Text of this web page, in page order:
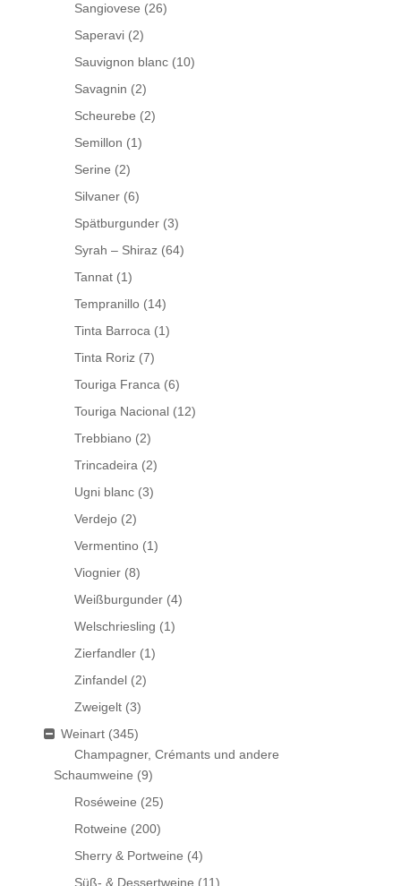
Sangiovese (26)
Saperavi (2)
Sauvignon blanc (10)
Savagnin (2)
Scheurebe (2)
Semillon (1)
Serine (2)
Silvaner (6)
Spätburgunder (3)
Syrah – Shiraz (64)
Tannat (1)
Tempranillo (14)
Tinta Barroca (1)
Tinta Roriz (7)
Touriga Franca (6)
Touriga Nacional (12)
Trebbiano (2)
Trincadeira (2)
Ugni blanc (3)
Verdejo (2)
Vermentino (1)
Viognier (8)
Weißburgunder (4)
Welschriesling (1)
Zierfandler (1)
Zinfandel (2)
Zweigelt (3)
Weinart (345)
Champagner, Crémants und andere
Schaumweine (9)
Roséweine (25)
Rotweine (200)
Sherry & Portweine (4)
Süß- & Dessertweine (11)